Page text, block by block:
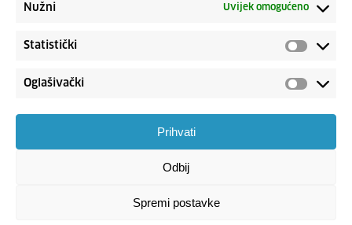
Nužni Uvijek omogućeno
Statistički
Oglašivački
Prihvati
Odbij
Spremi postavke